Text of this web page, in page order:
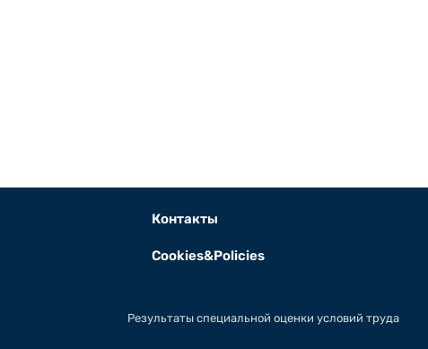
Контакты
Cookies&Policies
Результаты специальной оценки условий труда